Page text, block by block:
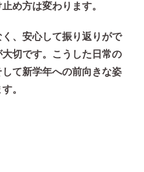
め方は変わります。
、安心して振り返りがで
切です。こうした日常の
て新学年への前向きな姿
。